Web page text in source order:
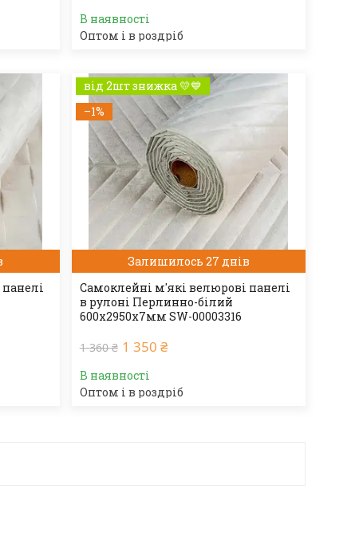
В наявності
Оптом і в роздріб
від 2шт знижка 💛💙
–1%
Залишилось 27 днів
Самоклейні м'які велюрові панелі
в рулоні Перлинно-білий
600х2950х7мм SW-00003316
1 360 ₴ 1 350 ₴
В наявності
Оптом і в роздріб